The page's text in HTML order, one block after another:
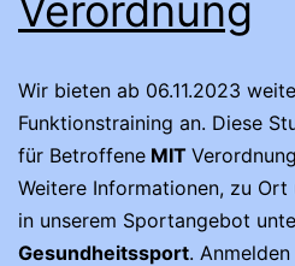
Wir bieten ab 06.11.2023
Funktionstraining an. Diese
für Betroffene MIT
Weitere Informationen, zu
in unserem Sportangebot
Gesundheitssport.